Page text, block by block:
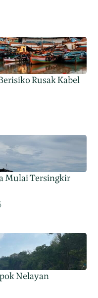
Rusak Kabel
Mulai Tersingkir
Nelayan